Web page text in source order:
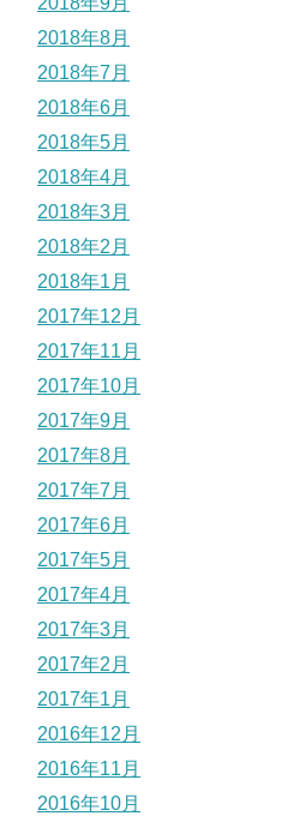
2018年8月
2018年7月
2018年6月
2018年5月
2018年4月
2018年3月
2018年2月
2018年1月
2017年12月
2017年11月
2017年10月
2017年9月
2017年8月
2017年7月
2017年6月
2017年5月
2017年4月
2017年3月
2017年2月
2017年1月
2016年12月
2016年11月
2016年10月